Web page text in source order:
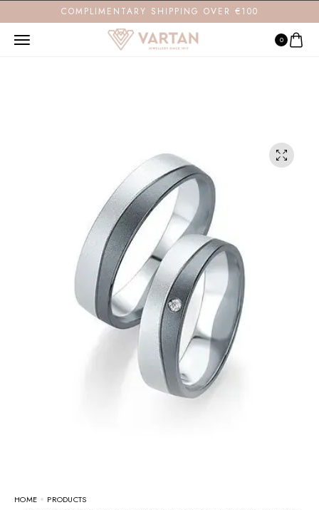
COMPLIMENTARY SHIPPING OVER €100
0
HOME
PRODUCTS